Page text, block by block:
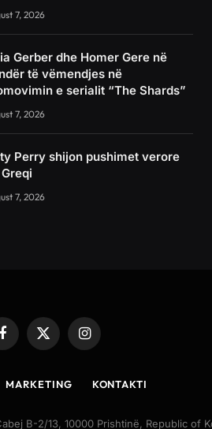
7, 2026
Gerber dhe Homer Gere në
të vëmendjes në
e serialit “The Shards”
7, 2026
Perry shijon pushimet verore
7, 2026
Facebook
X
(Twitter)
Instagram
MARKETING KONTAKTI
B-2/13, 10000 Prishtinë, Republic